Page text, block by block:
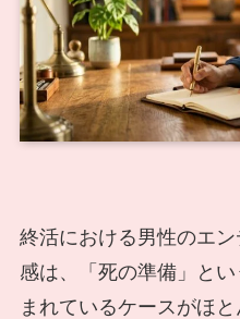
終活における男性のエ
感は、「死の準備」と
まれているケースがほ